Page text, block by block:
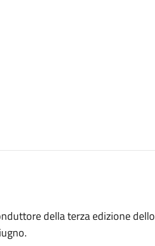
della terza edizione dello